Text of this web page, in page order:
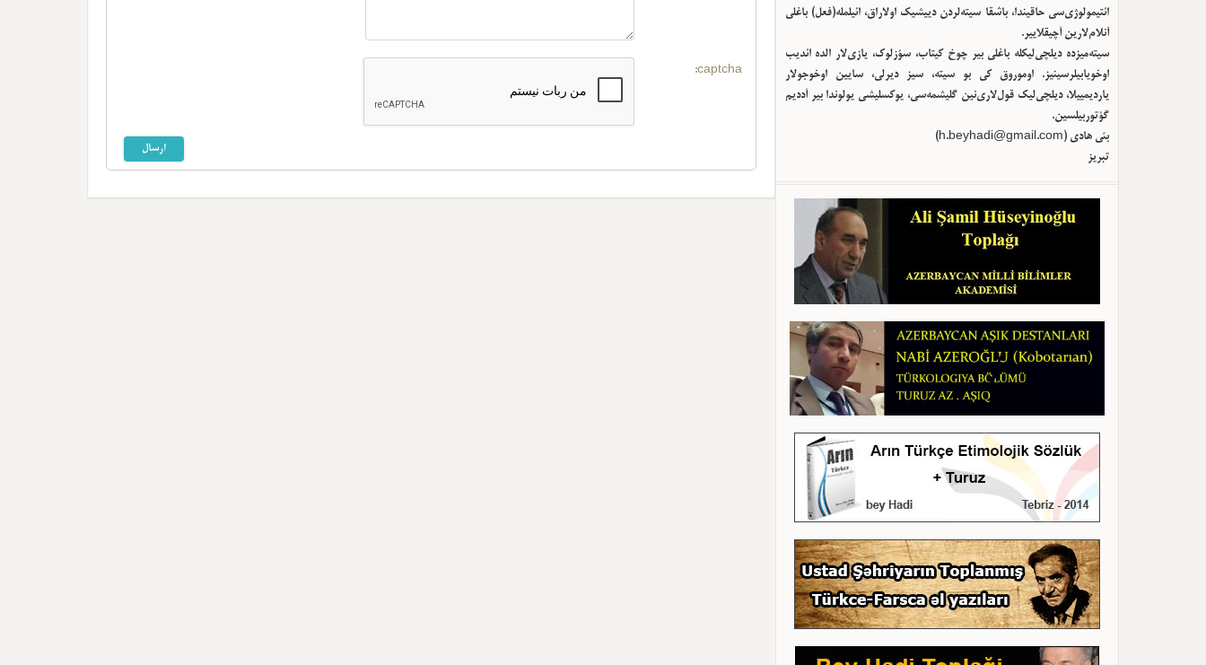
captcha:
ائتیمولوژی‌سی حاقیندا، باشقا سیته‌لردن دییشیک اولا‌راق، ائیلمله(فعل) باغلی
آنلام‌لارین آچیقلاییر.
سیته‌میزده دیلچی‌لیکله باغلی بیر چوخ کیتاب، سؤزلوک، یازی‌لار الده ائدیب
اوخویابیلرسینیز. اوموروق کی بو سیته، سیز دیرلی، سایین اوخوجولار
یاردیمییلا، دیلچی‌لیک قول‌لاری‌نین گلیشمه‌سی، یوکسلیشی یولوندا بیر آددیم
گؤتوربیلسین.
بئی هادی (h.beyhadi@gmail.com
)
تبریز